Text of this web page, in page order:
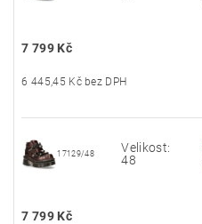
7 799 Kč
6 445,45 Kč bez DPH
17129/48
Velikost:
48
7 799 Kč